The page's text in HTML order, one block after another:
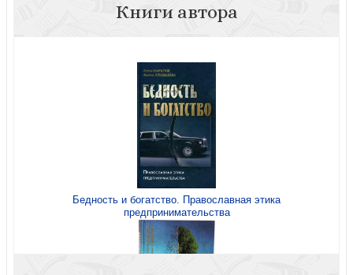
Книги автора
Бедность и богатство. Православная этика
предпринимательства